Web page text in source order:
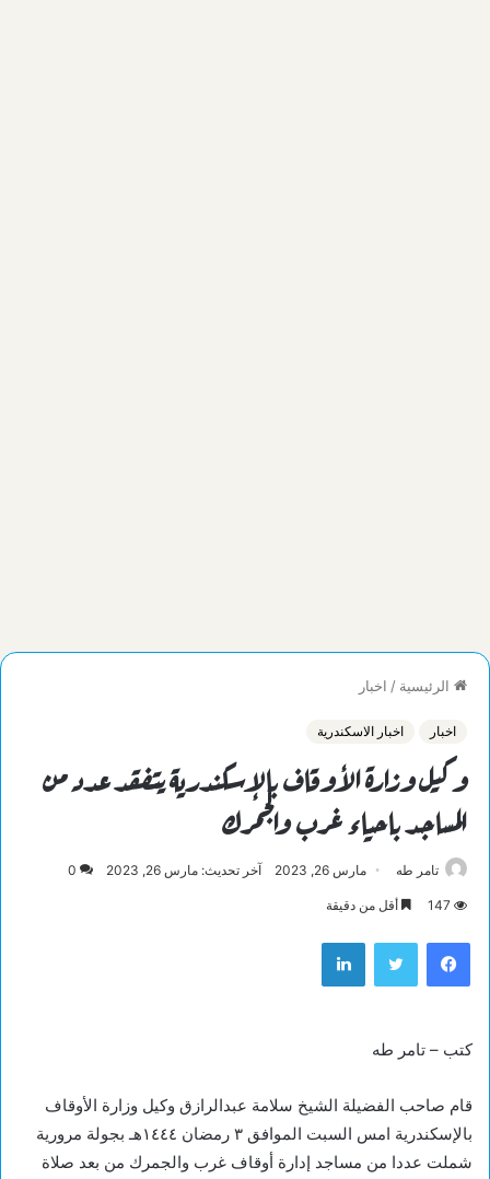
الرئيسية / اخبار
اخبار اخبار الاسكندرية
وكيل وزارة الأوقاف بالإسكندرية يتفقد عدد من
المساجد باحياء غرب والجمرك
تامر طه مارس 26, 2023 آخر تحديث: مارس 26, 2023 0
147 أقل من دقيقة
فيسبوك تويتر لينكدإن
كتب – تامر طه
قام صاحب الفضيلة الشيخ سلامة عبدالرازق وكيل وزارة الأوقاف
بالإسكندرية امس السبت الموافق ٣ رمضان ١٤٤٤هـ بجولة مرورية
شملت عددا من مساجد إدارة أوقاف غرب والجمرك من بعد صلاة